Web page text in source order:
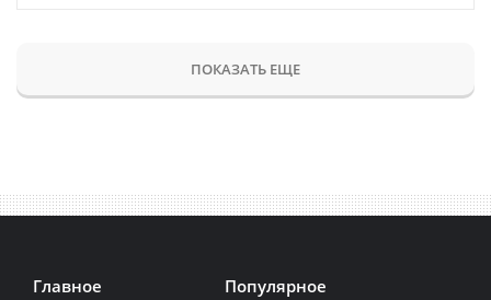
ПОКАЗАТЬ ЕЩЕ
Главное Популярное